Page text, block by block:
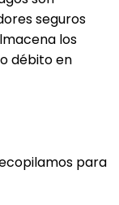
seguros
los
débito en
para